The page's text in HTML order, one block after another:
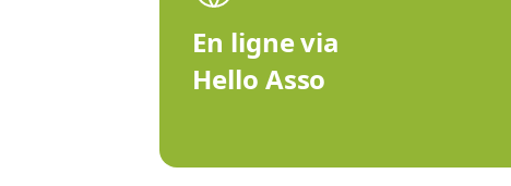
En ligne via
Hello Asso